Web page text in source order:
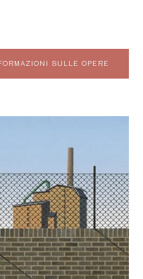
SULLE OPERE